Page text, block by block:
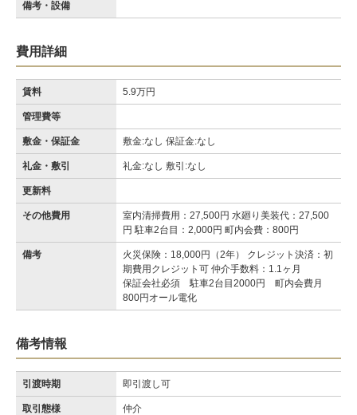
備考・設備
費用詳細
賃料 5.9万円
管理費等
敷金・保証金 敷金:なし 保証金:なし
礼金・敷引 礼金:なし 敷引:なし
更新料
その他費用
室内清掃費用：27,500円 水廻り美装代：27,500
円 駐車2台目：2,000円 町内会費：800円
備考
火災保険：18,000円（2年） クレジット決済：初
期費用クレジット可 仲介手数料：1.1ヶ月
保証会社必須 駐車2台目2000円 町内会費月
800円オール電化
備考情報
引渡時期 即引渡し可
取引態様 仲介